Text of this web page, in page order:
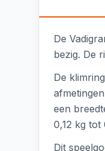
De
bezig. De
De
een
0,12 kg tot
Dit